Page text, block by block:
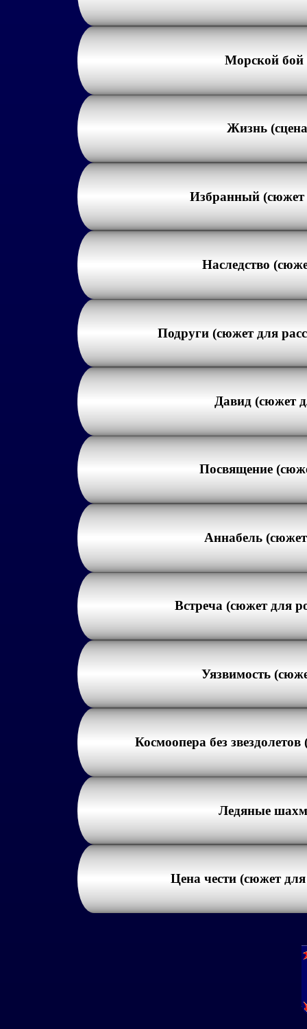
Морской бой
Жизнь
Избранный (сюжет
Наследство
Подруги (сюжет для
Давид (сюжет
Посвящение
Аннабель
Встреча (сюжет для
Уязвимость
Космоопера без
Ледяные
Цена чести (сюжет